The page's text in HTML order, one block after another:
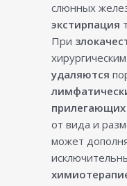
слюнных
экстирпация
При
удаляются
прилегающих
от вида и
может